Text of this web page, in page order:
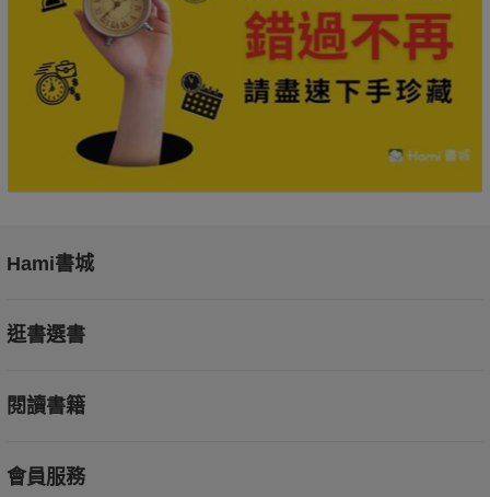
Hami書城
逛書選書
閱讀書籍
會員服務